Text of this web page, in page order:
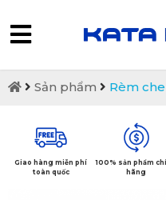
Sản phẩm Rèm
Giao hàng miễn phí
toàn quốc
100% sản phẩm
hãng